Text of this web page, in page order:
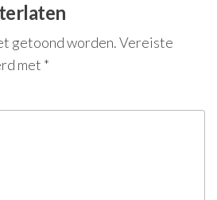
getoond worden.Vereiste
met *